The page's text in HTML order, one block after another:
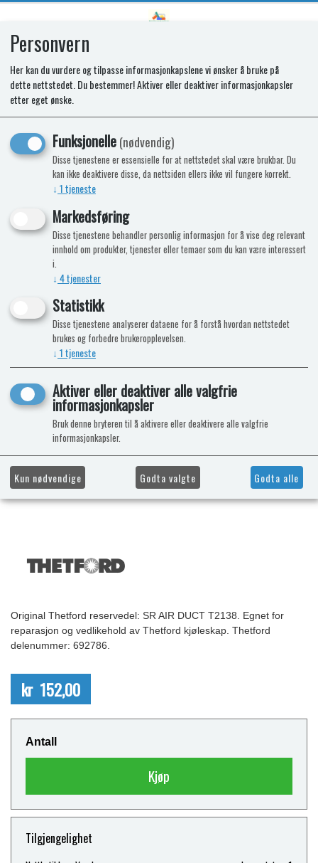
SR AIR DUCT T2138
Original Thetford reservedel: SR AIR DUCT T2138. Egnet for
reparasjon og vedlikehold av Thetford kjøleskap. Thetford
delenummer: 692786.
kr 152,00
Antall
Kjøp
Tilgjengelighet
Personvern
Her kan du vurdere og tilpasse informasjonkapslene vi ønsker å bruke på
dette nettstedet. Du bestemmer! Aktiver eller deaktiver informasjonkapsler
etter eget ønske.
Funksjonelle(nødvendig)
Disse tjenestene er essensielle for at nettstedet skal være brukbar. Du
kan ikke deaktivere disse, da nettsiden ellers ikke vil fungere korrekt.
↓ 1tjeneste
Markedsføring
Disse tjenestene behandler personlig informasjon for å vise deg relevant
innhold om produkter, tjenester eller temaer som du kan være interessert
i.
↓ 4tjenester
Statistikk
Disse tjenestene analyserer dataene for å forstå hvordan nettstedet
brukes og forbedre brukeropplevelsen.
↓ 1tjeneste
Aktiver eller deaktiver alle valgfrie
informasjonkapsler
Bruk denne bryteren til å aktivere eller deaktivere alle valgfrie
informasjonkapsler.
Kun nødvendige Godta valgte Godta alle